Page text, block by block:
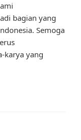
bagian yang
Semoga
karya yang